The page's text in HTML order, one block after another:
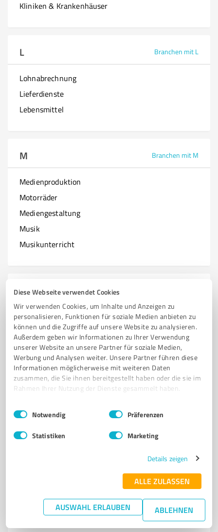
Diese Webseite verwendet Cookies
Wir verwenden Cookies, um Inhalte und Anzeigen zu
personalisieren, Funktionen für soziale Medien anbieten zu
können und die Zugriffe auf unsere Website zu analysieren.
Außerdem geben wir Informationen zu Ihrer Verwendung
unserer Website an unsere Partner für soziale Medien,
Werbung und Analysen weiter. Unsere Partner führen diese
Informationen möglicherweise mit weiteren Daten
zusammen, die Sie ihnen bereitgestellt haben oder die sie im
Rahmen Ihrer Nutzung der Dienste gesammelt haben.
Impressum Datenschutzbestimmungen
Einwilligungsauswahl
Notwendig Präferenzen
Statistiken Marketing
Details zeigen
ALLE ZULASSEN
AUSWAHL ERLAUBEN ABLEHNEN
Kliniken & Krankenhäuser
L Branchen mit L
Lohnabrechnung
Lieferdienste
Lebensmittel
M Branchen mit M
Medienproduktion
Motorräder
Mediengestaltung
Musik
Musikunterricht
N
Natur & Umwelt
Nagelstudios
O Branchen mit O
Optiker
Onlineshops
Branchen mit P